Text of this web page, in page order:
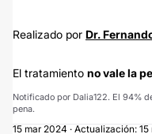
Realizado por Dr.
El tratamiento no vale la
Notificado por Dalia122. El 94%
pena.
15 mar 2024 · Actualización: